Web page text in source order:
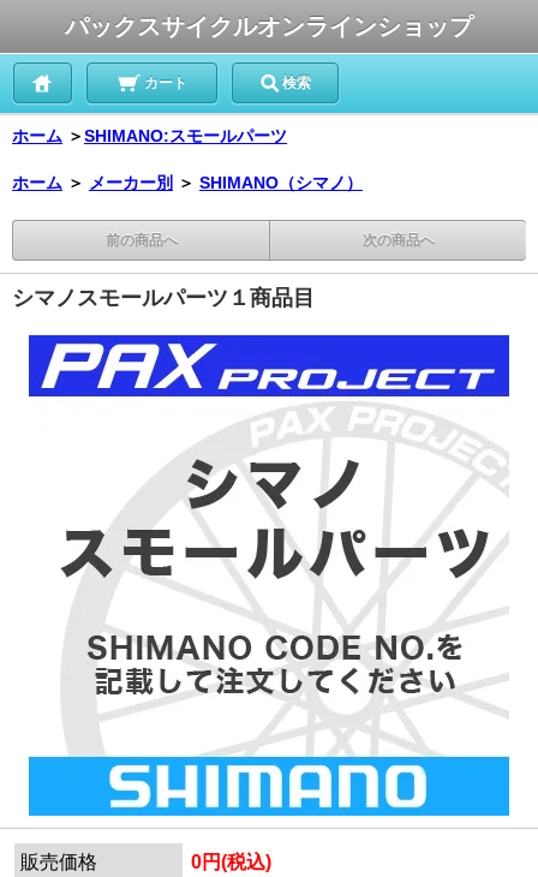
パックスサイクルオンラインショップ
カート 検索
ホーム ＞SHIMANO:スモールパーツ
ホーム ＞ メーカー別 ＞ SHIMANO（シマノ）
前の商品へ 次の商品へ
シマノスモールパーツ１商品目
販売価格 0円(税込)